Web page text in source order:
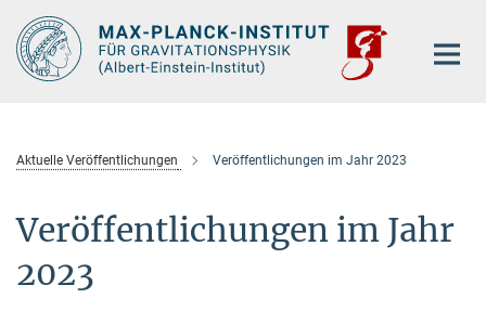
Hauptinhalt
Aktuelle Veröffentlichungen Veröffentlichungen im Jahr 2023
Veröffentlichungen im Jahr
2023